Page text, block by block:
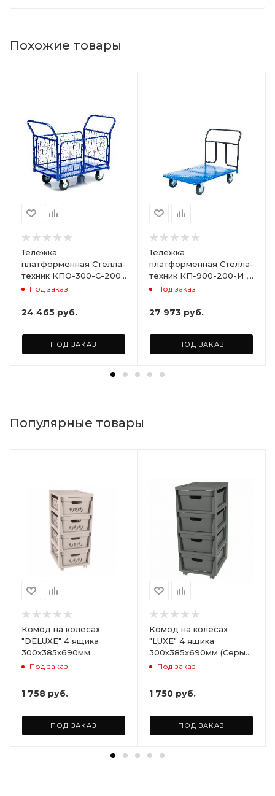
Похожие товары
Тележка
платформенная Стелла-
техник КПО-300-С-200-
И , с бортами,
Под заказ
24 465 руб.
ПОД ЗАКАЗ
Тележка
платформенная Стелла-
техник КП-900-200-И ,
800х1500мм
Под заказ
27 973 руб.
ПОД ЗАКАЗ
Популярные товары
Комод на колесах
"DELUXE" 4 ящика
300х385х690мм
(Светло-бежевый)
Под заказ
1 758 руб.
ПОД ЗАКАЗ
Комод на колесах
"LUXE" 4 ящика
300х385х690мм (Серый)
ARD258086
Под заказ
1 750 руб.
ПОД ЗАКАЗ